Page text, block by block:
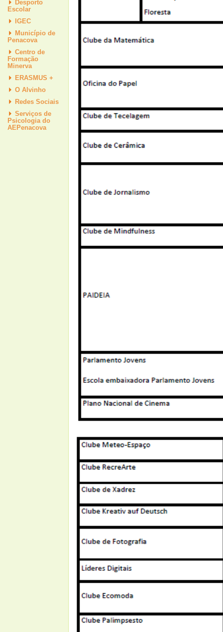
Desporto
Escolar
IGEC
Município de
Penacova
Centro de
Formação
Minerva
ERASMUS +
O Alvinho
Redes Sociais
Serviços de
Psicologia do
AEPenacova